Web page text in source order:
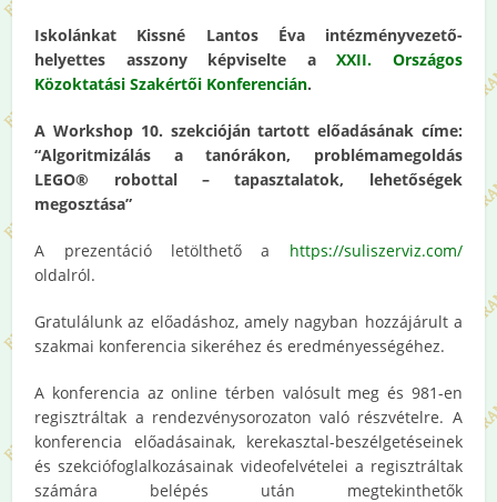
Iskolánkat Kissné Lantos Éva intézményvezető-
helyettes asszony képviselte aXXII. Országos
Közoktatási Szakértői Konferencián.
A Workshop 10. szekcióján tartott előadásának címe:
“Algoritmizálás a tanórákon, problémamegoldás
LEGO® robottal – tapasztalatok, lehetőségek
megosztása”
A prezentáció letölthető a https://suliszerviz.com/
oldalról.
Gratulálunk az előadáshoz, amely nagyban hozzájárult a
szakmai konferencia sikeréhez és eredményességéhez.
A konferencia az online térben valósult meg és 981-en
regisztráltak a rendezvénysorozaton való részvételre. A
konferencia előadásainak, kerekasztal-beszélgetéseinek
és szekciófoglalkozásainak videofelvételei a regisztráltak
számára belépés után megtekinthetők